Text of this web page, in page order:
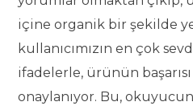
içine organik bir şekilde
kullanıcımızın en çok
ifadelerle, ürünün
onaylanıyor. Bu,